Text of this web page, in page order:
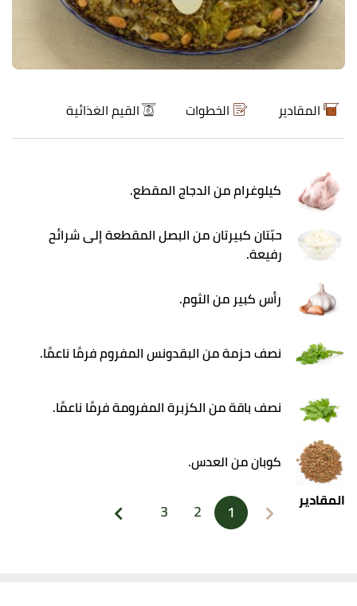
القيم الغذائية
كيلوغرام من الدجاج المقطع.
حبّتان كبيرتان من البصل المقطعة إلى شرائح
رفيعة.
رأس كبير من الثوم.
نصف حزمة من البقدونس المفروم فرمًا ناعمًا.
نصف باقة من الكزبرة المفرومة فرمًا ناعمًا.
كوبان من العدس.
المقادير
1
2
3